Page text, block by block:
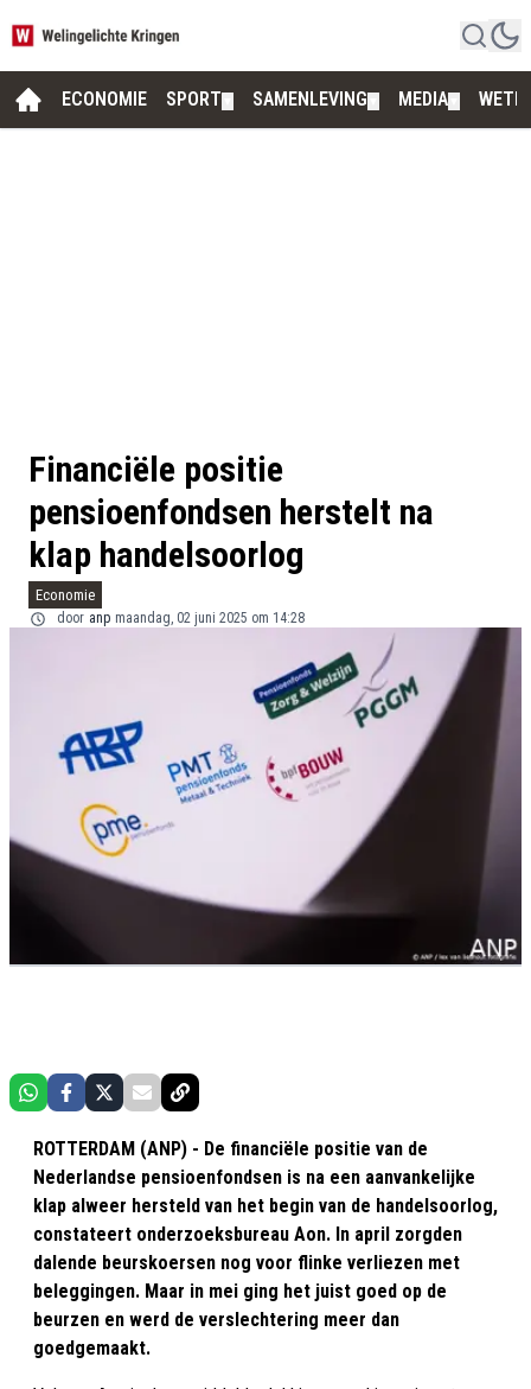
ECONOMIE SPORT SAMENLEVING MEDIA
Financiële positie
pensioenfondsen herstelt na
klap handelsoorlog
Economie
door anp maandag, 02 juni 2025 om 14:28
ROTTERDAM (ANP) - De financiële positie van de
Nederlandse pensioenfondsen is na een aanvankelijke
klap alweer hersteld van het begin van de handelsoorlog,
constateert onderzoeksbureau Aon. In april zorgden
dalende beurskoersen nog voor flinke verliezen met
beleggingen. Maar in mei ging het juist goed op de
beurzen en werd de verslechtering meer dan
goedgemaakt.